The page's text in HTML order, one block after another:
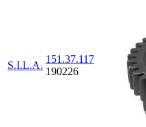
S.I.L.A.
151.37.117
190226